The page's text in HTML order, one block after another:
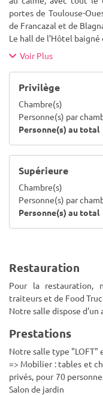
portes de Toulouse-
de Francazal et de
Le hall de l’Hôtel baigné
Voir Plus
Privilège
Chambre(s)
Personne(s) par
Personne(s) au total
Supérieure
Chambre(s)
Personne(s) par
Personne(s) au total
Restauration
Pour la restauration,
traiteurs et de Food
Notre salle dispose
Prestations
Notre salle type
=> Mobilier : tables et
privés, pour 70
Salon de jardin